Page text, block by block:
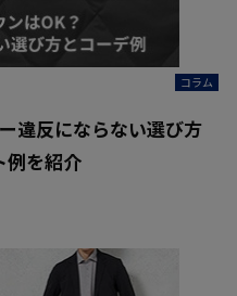
コラム
違反にならない選び方
例を紹介